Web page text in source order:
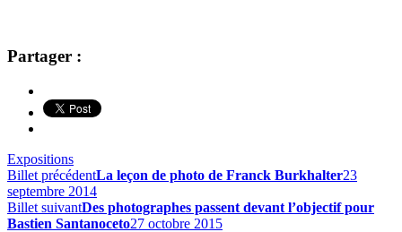
Partager :
Expositions
Billet précédentLa leçon de photo de Franck Burkhalter23
septembre 2014
Billet suivantDes photographes passent devant l’objectif pour
Bastien Santanoceto27 octobre 2015